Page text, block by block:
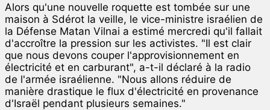
Alors qu'une nouvelle roquette est tombée sur une
maison à Sdérot la veille, le vice-ministre israélien de
la Défense Matan Vilnai a estimé mercredi qu'il fallait
d'accroître la pression sur les activistes. "Il est clair
que nous devons couper l'approvisionnement en
électricité et en carburant", a-t-il déclaré à la radio
de l'armée israélienne. "Nous allons réduire de
manière drastique le flux d'électricité en provenance
d'Israël pendant plusieurs semaines."